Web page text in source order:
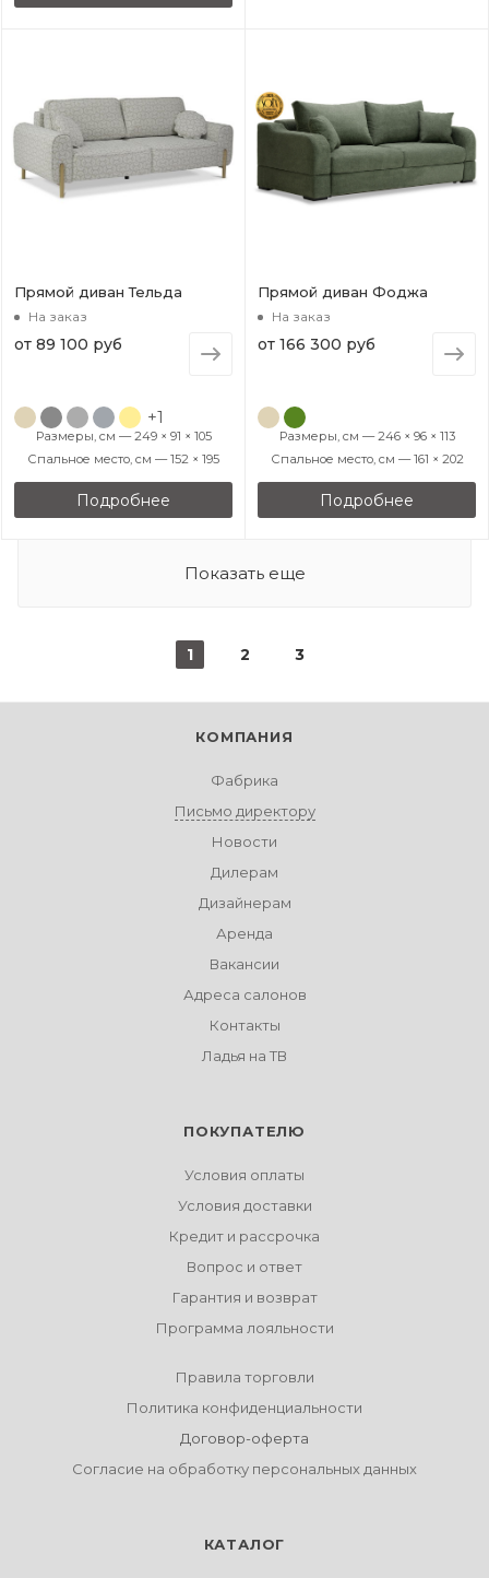
Прямой диван Тельда
На заказ
от 89 100 руб
+1
Размеры, см — 249 × 91 × 105
Спальное место, см — 152 × 195
Подробнее
Прямой диван Фоджа
На заказ
от 166 300 руб
Размеры, см — 246 × 96 × 113
Спальное место, см — 161 × 202
Подробнее
Показать еще
1 2 3
КОМПАНИЯ
Фабрика
Письмо директору
Новости
Дилерам
Дизайнерам
Аренда
Вакансии
Адреса салонов
Контакты
Ладья на ТВ
ПОКУПАТЕЛЮ
Условия оплаты
Условия доставки
Кредит и рассрочка
Вопрос и ответ
Гарантия и возврат
Программа лояльности
Правила торговли
Политика конфиденциальности
Договор-оферта
Согласие на обработку персональных данных
КАТАЛОГ